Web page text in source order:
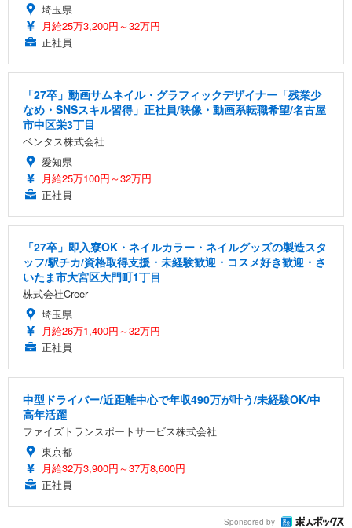
埼玉県
月給25万3,200円～32万円
正社員
「27卒」動画サムネイル・グラフィックデザイナー「残業少
なめ・SNSスキル習得」正社員/映像・動画系転職希望/名古屋
市中区栄3丁目
ベンタス株式会社
愛知県
月給25万100円～32万円
正社員
「27卒」即入寮OK・ネイルカラー・ネイルグッズの製造スタ
ッフ/駅チカ/資格取得支援・未経験歓迎・コスメ好き歓迎・さ
いたま市大宮区大門町1丁目
株式会社Creer
埼玉県
月給26万1,400円～32万円
正社員
中型ドライバー/近距離中心で年収490万が叶う/未経験OK/中
高年活躍
ファイズトランスポートサービス株式会社
東京都
月給32万3,900円～37万8,600円
正社員
Sponsored by